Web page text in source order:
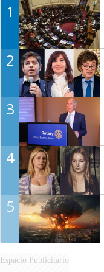
1
2
3
4
5
Espacio Publicitario